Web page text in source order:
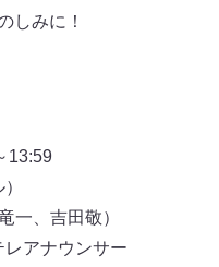
しみに！
13:59
一、吉田敬）
アナウンサー